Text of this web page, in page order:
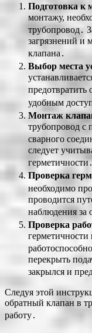
Подготовка к
монтажу,
трубопровод․
загрязнений и
клапана․
Выбор места
удобным
Монтаж
трубопровод с
сварного
следует
Проверка
необходимо
проводится
наблюдения за
Проверка
герметичности
перекрыть
закрылся и
Следуя этой
обратный клапан в
работу․